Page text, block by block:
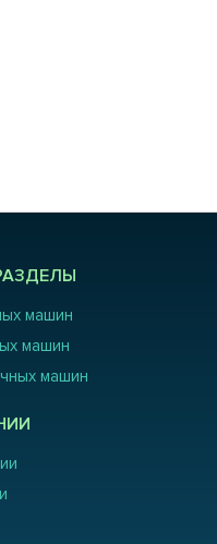
машин
машин
машин